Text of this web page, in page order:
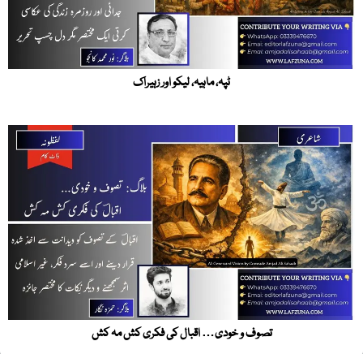
ٹپہ، ماہیہ، لیکو اور زہیراک
تصوف و خودی… اقبال کی فکری کش مہ کش